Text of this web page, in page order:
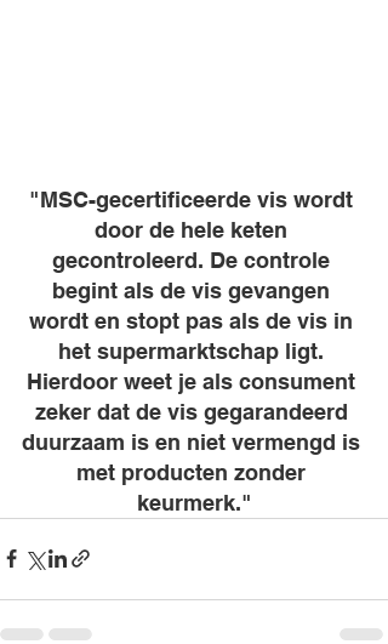
"MSC-gecertificeerde vis wordt
door de hele keten
gecontroleerd. De controle
begint als de vis gevangen
wordt en stopt pas als de vis in
het supermarktschap ligt.
Hierdoor weet je als consument
zeker dat de vis gegarandeerd
duurzaam is en niet vermengd is
met producten zonder
keurmerk."